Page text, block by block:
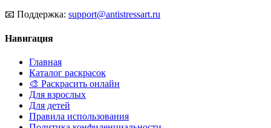
📧 Поддержка: support@antistressart.ru
Навигация
Главная
Каталог раскрасок
🎨 Раскрасить онлайн
Для взрослых
Для детей
Правила использования